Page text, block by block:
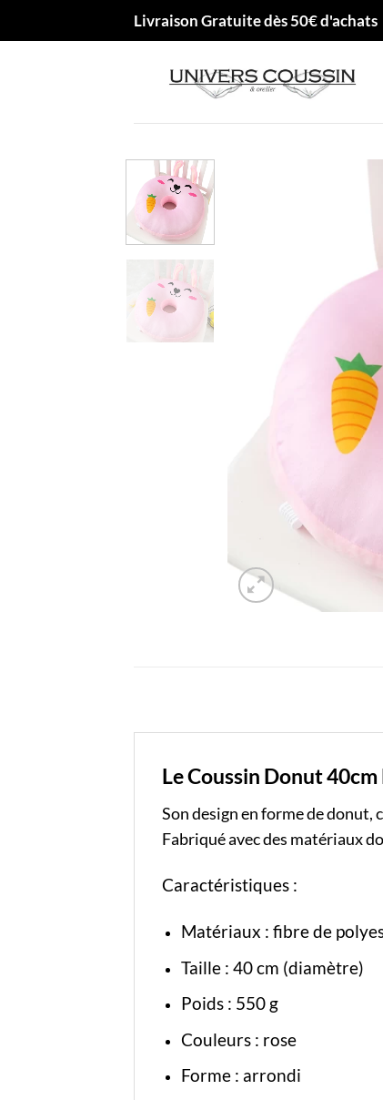
Livraison Gratuite dès 50€ d'achats
Le Coussin Donut
Son design en forme de donut,
Fabriqué avec des matériaux
Caractéristiques :
Matériaux : fibre de
Taille : 40 cm (diamètre)
Poids : 550 g
Couleurs : rose
Forme : arrondi